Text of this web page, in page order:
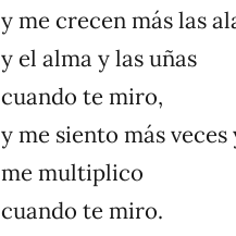
y me crecen más las
y el alma y las uñas
cuando te miro,
y me siento más veces
me multiplico
cuando te miro.